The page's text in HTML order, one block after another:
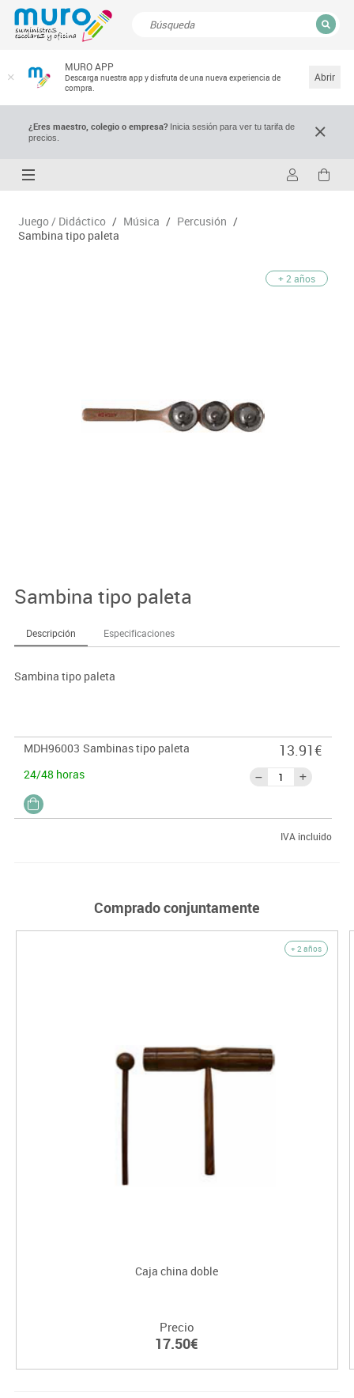
MURO APP
Descarga nuestra app y disfruta de una nueva experiencia de
compra.
Abrir
¿Eres maestro, colegio o empresa?Inicia sesión para ver tu tarifa de
precios.
Juego / Didáctico / Música / Percusión /
Sambina tipo paleta
+ 2 años
Sambina tipo paleta
Descripción Especificaciones
Sambina tipo paleta
MDH96003 Sambinas tipo paleta
24/48 horas
13.91€
IVA incluido
Comprado conjuntamente
+ 2 años
Caja china doble
Precio
17.50€